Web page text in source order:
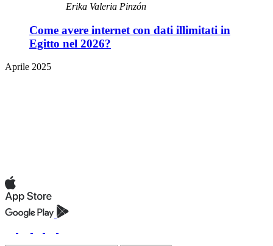
Erika Valeria Pinzón
Come avere internet con dati illimitati in
Egitto nel 2026?
Aprile 2025